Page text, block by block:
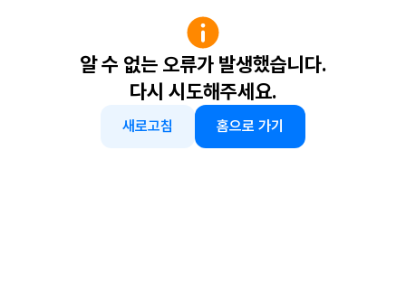
알 수 없는 오류가 발생했습니다.
다시 시도해주세요.
새로고침 홈으로 가기